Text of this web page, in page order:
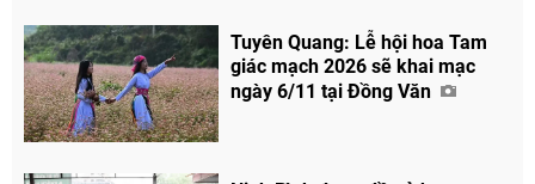
Tuyên Quang: Lễ hội hoa Tam
giác mạch 2026 sẽ khai mạc
ngày 6/11 tại Đồng Văn